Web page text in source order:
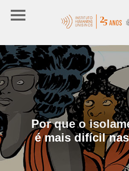
Por que o
é mais difícil